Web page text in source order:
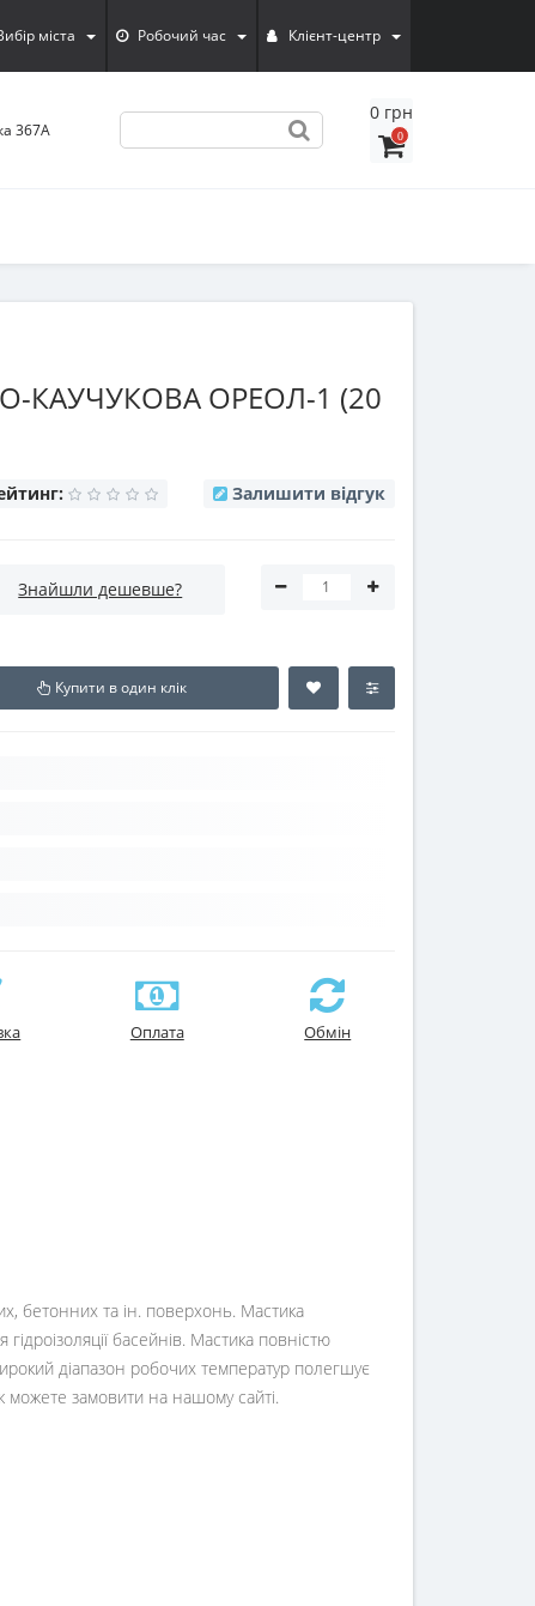
мiста Робочий час Клієнт-центр
367А
0 грн
0
КАУЧУКОВА ОРЕОЛ-1 (20
Залишити відгук
Знайшли дешевше?
Купити в один клік
Оплата Обмін
бетонних та ін. поверхонь. Мастика
басейнів. Мастика повністю
діапазон робочих температур полегшує
замовити на нашому сайті.